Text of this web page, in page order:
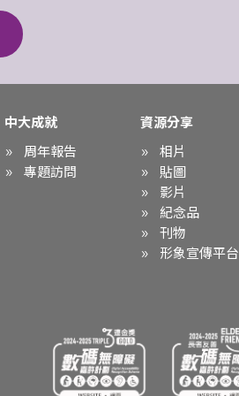
中大成就
周年報告
專題訪問
資源分享
相片
貼圖
影片
紀念品
刊物
形象宣傳平台